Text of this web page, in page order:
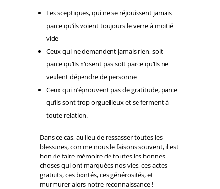
Les sceptiques, qui ne se réjouissent jamais
parce qu’ils voient toujours le verre à moitié
vide
Ceux qui ne demandent jamais rien, soit
parce qu’ils n’osent pas soit parce qu’ils ne
veulent dépendre de personne
Ceux qui n’éprouvent pas de gratitude, parce
qu’ils sont trop orgueilleux et se ferment à
toute relation.
Dans ce cas, au lieu de ressasser toutes les
blessures, comme nous le faisons souvent, il est
bon de faire mémoire de toutes les bonnes
choses qui ont marquées nos vies, ces actes
gratuits, ces bontés, ces générosités, et
murmurer alors notre reconnaissance !